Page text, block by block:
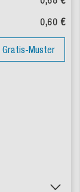
0,60 €
Gratis-Muster